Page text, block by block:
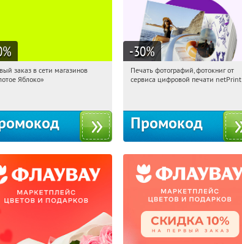
%
Получи первым!
заказ в сети магазинов
Яблоко»
-30%
08:57:37 Получили:
Печать фотографий, фотокниг от
сервиса цифровой печати netPrint
Промокод